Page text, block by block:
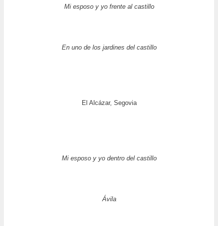
Mi esposo y yo frente al castillo
En uno de los jardines del castillo
El Alcázar, Segovia
Mi esposo y yo dentro del castillo
Ávila